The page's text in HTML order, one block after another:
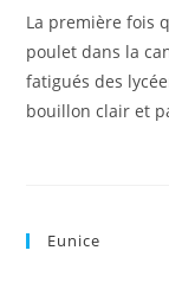
La première fois
poulet dans la
fatigués des
bouillon clair et
Eunice